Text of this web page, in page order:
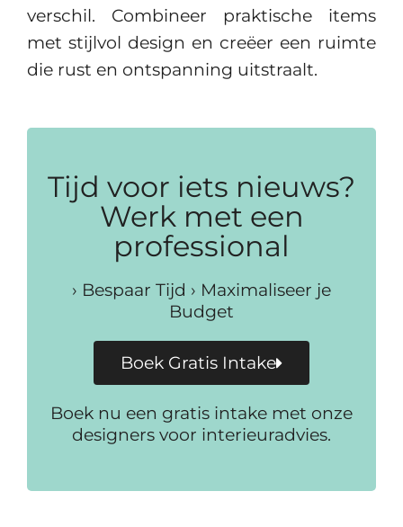
verschil. Combineer praktische items
met stijlvol design en creëer een ruimte
die rust en ontspanning uitstraalt.
Tijd voor iets nieuws?
Werk met een
professional
› Bespaar Tijd › Maximaliseer je
Budget
Boek Gratis Intake
Boek nu een gratis intake met onze
designers voor interieuradvies.